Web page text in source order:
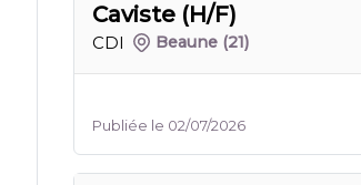
Caviste (H/F)
CDI Beaune (21)
Publiée le 02/07/2026